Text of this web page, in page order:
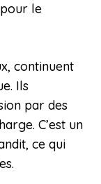
le
continuent
Ils
par des
C’est un
ce qui